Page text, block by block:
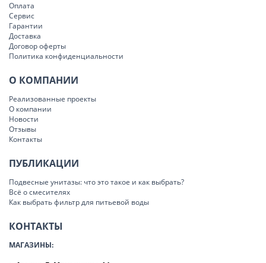
Оплата
Сервис
Гарантии
Доставка
Договор оферты
Политика конфиденциальности
О КОМПАНИИ
Реализованные проекты
О компании
Новости
Отзывы
Контакты
ПУБЛИКАЦИИ
Подвесные унитазы: что это такое и как выбрать?
Всё о смесителях
Как выбрать фильтр для питьевой воды
КОНТАКТЫ
МАГАЗИНЫ: